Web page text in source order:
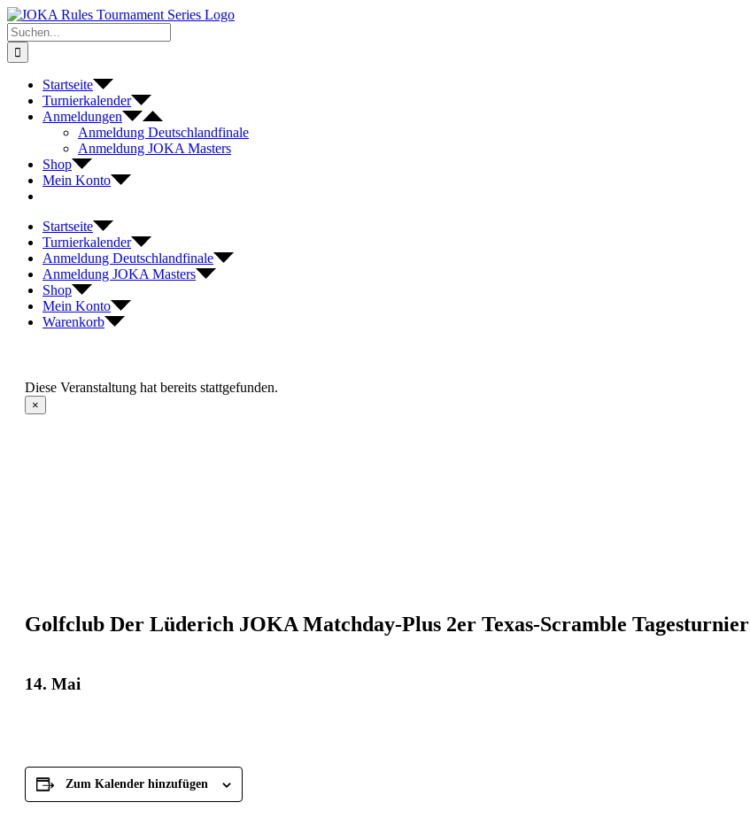
Zum
Inhalt
springen
Suche
nach:
Startseite
Turnierkalender
Anmeldungen
Anmeldung Deutschlandfinale
Anmeldung JOKA Masters
Shop
Mein Konto
Startseite
Turnierkalender
Anmeldung Deutschlandfinale
Anmeldung JOKA Masters
Shop
Mein Konto
Warenkorb
Diese Veranstaltung hat bereits stattgefunden.
×
Golfclub Der Lüderich JOKA Matchday-Plus 2er Texas-Scramble Tagesturnier
14. Mai
Zum Kalender hinzufügen